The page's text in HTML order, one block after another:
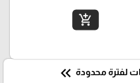
add_shopping_cart
لفترة محدودة keyboard_double_arrow_left